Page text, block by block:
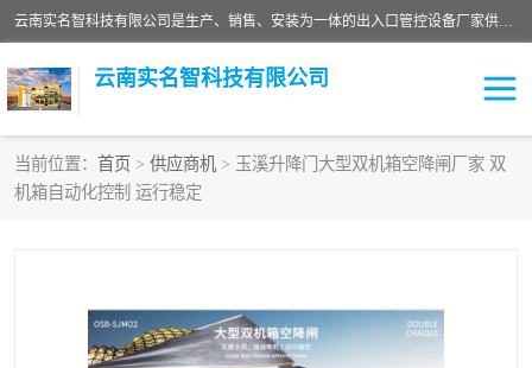
云南实名智科技有限公司是生产、销售、安装为一体的出入口管控设备厂家供应商。主营:电动伸缩门、道闸、广告道闸、重型空降闸、车牌识别、门禁通道、升降柱、岗亭、旗杆等智能设备。主营产品: 电动伸缩门,道闸门禁,车牌识别 生产、销售、安装为一体的出入口管控设备厂家源头供应商。
云南实名智科技有限公司
当前位置： 首页 > 供应商机 > 玉溪升降门大型双机箱空降闸厂家 双
机箱自动化控制 运行稳定
车牌识别门系列
升降门系列 通道闸系列